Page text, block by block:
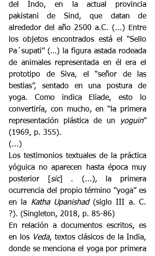
del Indo, en la actual provincia
pakistani de Sind, que datan de
alrededor del año 2500 a.C. (...) Entre
los objetos encontrados está el “Sello
Pa´supati” (…) la figura astada rodeada
de animales representada en él era el
prototipo de Siva, el “señor de las
bestias”, sentado en una postura de
yoga. Como indica Eliade, esto lo
convertiría, con mucho, en “la primera
representación plástica de un
yoguin”
(1969, p. 355).
(...)
Los testimonios textuales de la práctica
yóguica no aparecen hasta época muy
posterior [ sic] . (...), la primera
ocurrencia del propio término “yoga” es
en la Katha Upanishad (siglo III a. C.
?). (Singleton, 2018, p. 85-86)
En relación a documentos escritos, es
en los Veda, textos clásicos de la India,
donde se menciona el yoga por primera